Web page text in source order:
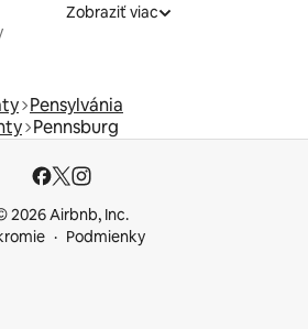
Zobraziť viac
Pensylvánia
Pennsburg
2026 Airbnb, Inc.
Podmienky